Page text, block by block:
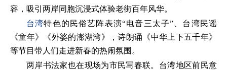
容，吸引两岸同胞沉浸式体验老街百年风华。
台湾特色的民俗艺阵表演“电音三太子”、台湾民谣
《童年》《外婆的澎湖湾》，诗朗诵《中华上下五千年》
等节目带人们走进新春的热闹氛围。
两岸书法家也在现场为市民写春联。台湾地区前民意